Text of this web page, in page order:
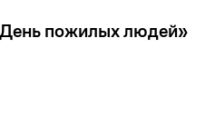
пожилых людей»